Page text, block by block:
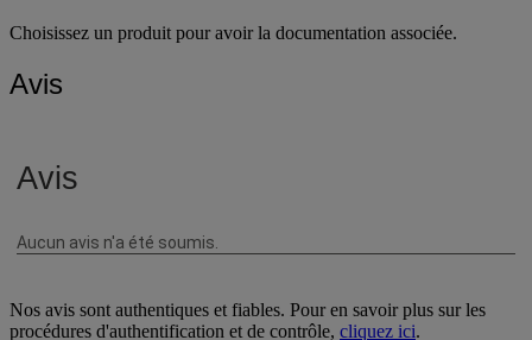
Choisissez un produit pour avoir la documentation associée.
Avis
Nos avis sont authentiques et fiables. Pour en savoir plus sur les
procédures d'authentification et de contrôle, cliquez ici.